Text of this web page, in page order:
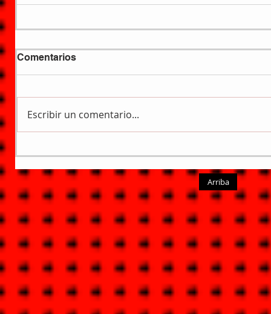
Comentarios
Escribir un comentario...
Arriba